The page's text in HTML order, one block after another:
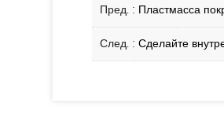
Пред. : Пластмасса
След. :Сделайте